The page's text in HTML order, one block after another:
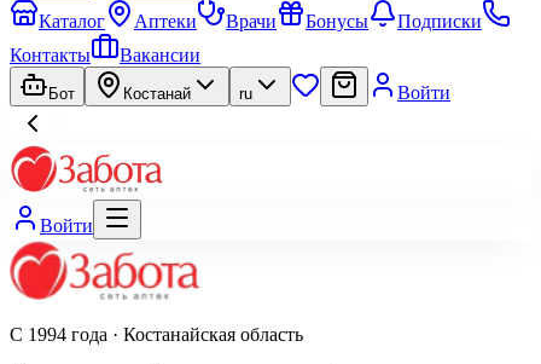
Каталог
Аптеки Врачи Бонусы
Подписки
Контакты
Вакансии
Бот Костанай ru Войти
Войти
С 1994 года · Костанайская область